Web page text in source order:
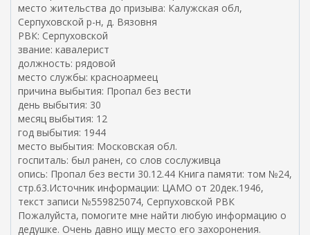
место жительства до призыва: Калужская обл,
Серпуховской р-н, д. Вязовня
РВК: Серпуховской
звание: кавалерист
должность: рядовой
место службы: красноармеец
причина выбытия: Пропал без вести
день выбытия: 30
месяц выбытия: 12
год выбытия: 1944
место выбытия: Московская обл.
госпиталь: был ранен, со слов сослуживца
опись: Пропал без вести 30.12.44 Книга памяти: том №24,
стр.63.Источник информации: ЦАМО от 20дек.1946,
текст записи №559825074, Серпуховской РВК
Пожалуйста, помогите мне найти любую информацию о
дедушке. Очень давно ищу место его захоронения.